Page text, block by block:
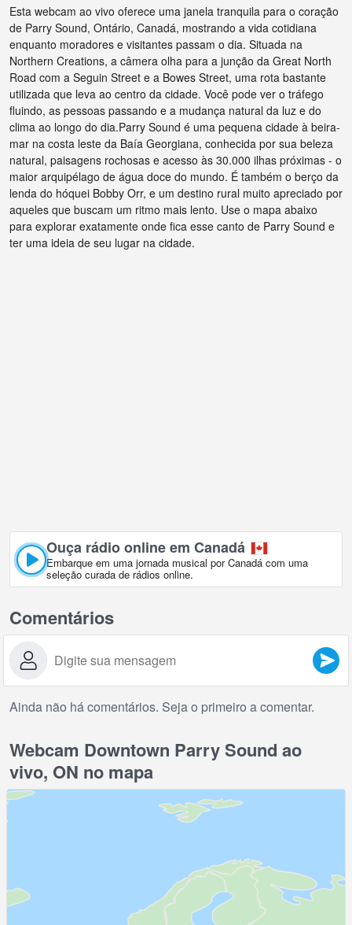
Esta webcam ao vivo oferece uma janela tranquila para o coração
de Parry Sound, Ontário, Canadá, mostrando a vida cotidiana
enquanto moradores e visitantes passam o dia. Situada na
Northern Creations, a câmera olha para a junção da Great North
Road com a Seguin Street e a Bowes Street, uma rota bastante
utilizada que leva ao centro da cidade. Você pode ver o tráfego
fluindo, as pessoas passando e a mudança natural da luz e do
clima ao longo do dia.Parry Sound é uma pequena cidade à beira-
mar na costa leste da Baía Georgiana, conhecida por sua beleza
natural, paisagens rochosas e acesso às 30.000 ilhas próximas - o
maior arquipélago de água doce do mundo. É também o berço da
lenda do hóquei Bobby Orr, e um destino rural muito apreciado por
aqueles que buscam um ritmo mais lento. Use o mapa abaixo
para explorar exatamente onde fica esse canto de Parry Sound e
ter uma ideia de seu lugar na cidade.
Ouça rádio online em Canadá
Embarque em uma jornada musical por Canadá com uma
seleção curada de rádios online.
Comentários
Ainda não há comentários. Seja o primeiro a comentar.
Webcam Downtown Parry Sound ao
vivo, ON no mapa